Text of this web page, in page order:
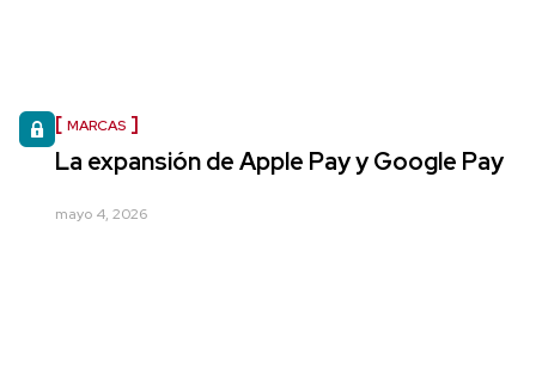
MARCAS
La expansión de Apple Pay y Google Pay
mayo 4, 2026